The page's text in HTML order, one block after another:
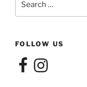
FOLLOW US
FacebookInstagram